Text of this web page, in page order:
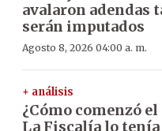
avalaron adendas
serán imputados
Agosto 8, 2026 04:00 a. m.
+ análisis
¿Cómo comenzó el
La Fiscalía lo tenía